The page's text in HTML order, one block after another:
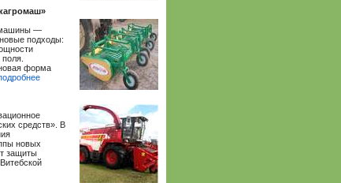
машины —
подходы:
форма
средств». В
новых
защиты